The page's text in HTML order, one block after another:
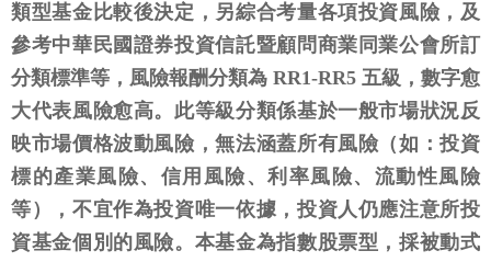
類型基金比較後決定，另綜合考量各項投資風險，及
參考中華民國證券投資信託暨顧問商業同業公會所訂
分類標準等，風險報酬分類為 RR1-RR5 五級，數字愈
大代表風險愈高。此等級分類係基於一般市場狀況反
映市場價格波動風險，無法涵蓋所有風險（如：投資
標的產業風險、信用風險、利率風險、流動性風險
等），不宜作為投資唯一依據，投資人仍應注意所投
資基金個別的風險。本基金為指數股票型，採被動式